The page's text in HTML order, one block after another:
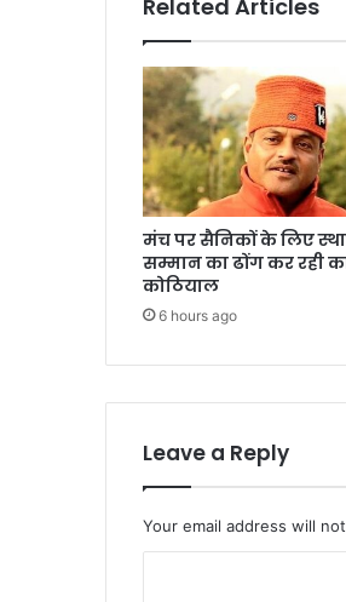
Related Articles
मंच पर सैनिकों के लिए
सम्मान का ढोंग कर रही
कोठियाल
6 hours ago
Leave a Reply
Your email address will